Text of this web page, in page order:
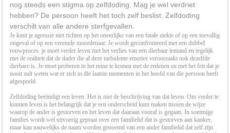
nog steeds een stigma op zelfdoding. Mag je wel verdriet
hebben? De persoon heeft het toch zelf beslist. Zelfdoding
verschilt van alle andere sterfgevallen.
Je kunt je agressie niet richten op het oneerlijke van een fatale ziekte of op een toevallig
ongeval of op een vreemde moordenaar. Je wordt geconfronteerd met een dubbel
rouwproces: je moet verder leven met het verlies van een dierbaar iemand en tegelijk
met de realiteit dat de dader die al deze turbulente emoties veroorzaakt ook dezelfde
dierbare is. Je moet proberen in het reine te komen met de redenen en met het feit dat je
nooit zult weten wat er zich in die laatste momenten in het hoofd van die persoon heeft
afgespeeld.
Zelfdoding beëindigt een leven. Het is niet de beschrijving van dat leven. Om verder te
kunnen leven is het belangrijk dat je een onderscheid kunt maken tussen de wijze
waarop de ander is gestorven en het leven dat daaraan vooraf is gegaan. In sommige
families wordt wel uitvoerig gepraat over een familielid dat is gestorven aan kanker,
maar kan nauwelijks de naam worden genoemd van een ander familielid dat zelf zijn